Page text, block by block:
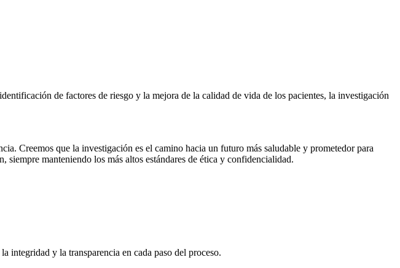
de factores de riesgo y la mejora de la calidad de vida de los pacientes, la investigación
Creemos que la investigación es el camino hacia un futuro más saludable y prometedor para
manteniendo los más altos estándares de ética y confidencialidad.
integridad y la transparencia en cada paso del proceso.